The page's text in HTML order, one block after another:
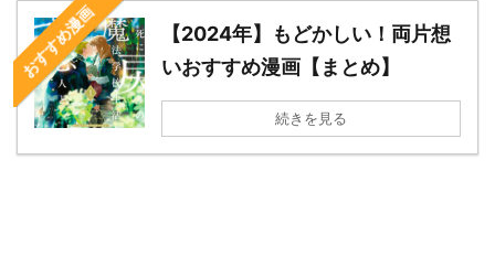
おすすめ漫画
【2024年】もどかしい！両片想
いおすすめ漫画【まとめ】
続きを見る